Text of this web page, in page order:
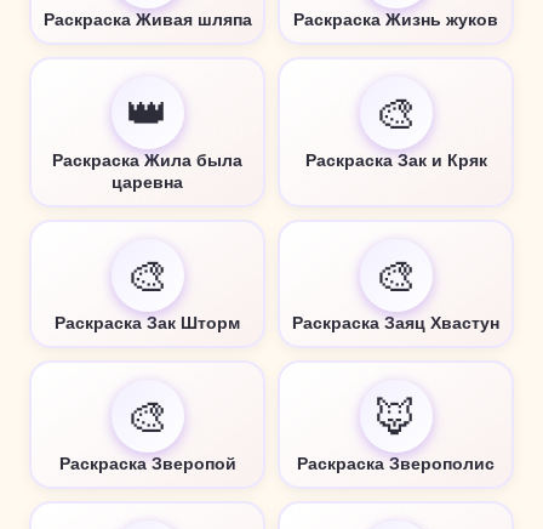
Раскраска Живая шляпа Раскраска Жизнь жуков
👑
Раскраска Жила была
царевна
🎨
Раскраска Зак и Кряк
🎨
Раскраска Зак Шторм
🎨
Раскраска Заяц Хвастун
🎨
Раскраска Зверопой
🦊
Раскраска Зверополис